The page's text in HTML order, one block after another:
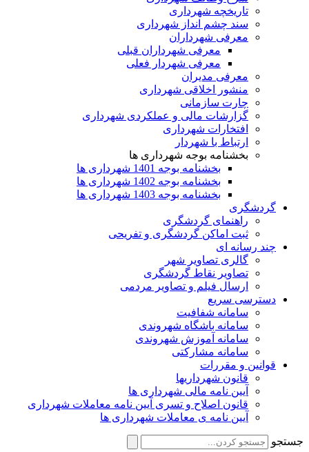
تاریخچه شهرداری
سند چشم انداز شهرداری
معرفی شهرداران
معرفی شهرداران قبلی
معرفی شهردار فعلی
معرفی مدیران
منشور اخلاقی شهرداری
چارت سازمانی
گزارشات مالی و عملکردی شهرداری
افتخارات شهرداری
ارتباط با شهردار
بخشنامه بوجه شهرداری ها
بخشنامه بوجه 1401 شهرداری ها
بخشنامه بوجه 1402 شهرداری ها
بخشنامه بوجه 1403 شهرداری ها
گردشگری
راهنمای گردشگری
ثبت اماکن گردشگری و تفریحی
چند رسانه ای
گالری تصاویر شهر
تصاویر نقاط گردشگری
ارسال فیلم و تصاویر مردمی
دسترسی سریع
سامانه شفافیت
سامانه باشگاه شهروندی
سامانه آموزش شهروندی
سامانه مشارکتی
قوانین و مقررات
قانون شهرداریها
آیین نامه مالی شهرداری ها
قانون اصلاح و تسری آیین نامه معاملات شهرداری
آیین نامه ی معاملات شهرداری ها
جستجو